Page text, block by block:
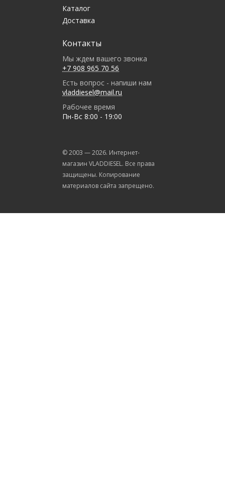
Каталог
Доставка
Контакты
Мы ждем вашего звонка
+7 908 965 70 56
Есть вопрос - напиши нам
vladdiesel@mail.ru
Рабочее время
Пн-Вс 8:00 - 19:00
© 2003 —2026. Интернет-
магазин VLADDIESEL. Все права
защищены. Копирование
материалов сайта запрещено.